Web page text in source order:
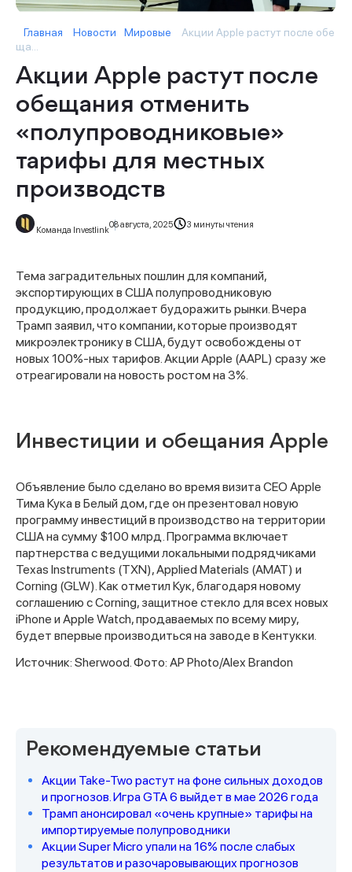
Главная Новости Мировые
Акции Apple растут после обе
ща...
Акции Apple растут после
обещания отменить
«полупроводниковые»
тарифы для местных
производств
Команда Investlink
08 августа, 2025 3 минуты чтения
Тема заградительных пошлин для компаний,
экспортирующих в США полупроводниковую
продукцию, продолжает будоражить рынки. Вчера
Трамп заявил, что компании, которые производят
микроэлектронику в США, будут освобождены от
новых 100%-ных тарифов. Акции Apple (AAPL) сразу же
отреагировали на новость ростом на 3%.
Инвестиции и обещания Apple
Объявление было сделано во время визита CEO Apple
Тима Кука в Белый дом, где он презентовал новую
программу инвестиций в производство на территории
США на сумму $100 млрд. Программа включает
партнерства с ведущими локальными подрядчиками
Texas Instruments (TXN), Applied Materials (AMAT) и
Corning (GLW). Как отметил Кук, благодаря новому
соглашению с Corning, защитное стекло для всех новых
iPhone и Apple Watch, продаваемых по всему миру,
будет впервые производиться на заводе в Кентукки.
Источник: Sherwood. Фото: AP Photo/Alex Brandon
Рекомендуемые статьи
Акции Take-Two растут на фоне сильных доходов
и прогнозов. Игра GTA 6 выйдет в мае 2026 года
Трамп анонсировал «очень крупные» тарифы на
импортируемые полупроводники
Акции Super Micro упали на 16% после слабых
результатов и разочаровывающих прогнозов
Спасибо за заявку